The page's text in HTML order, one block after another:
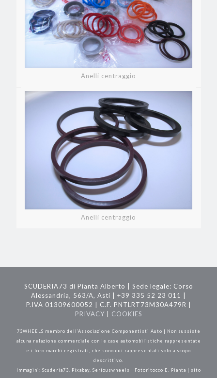
Anelli centraggio
Anelli centraggio
SCUDERIA73 di Pianta Alberto | Sede legale: Corso
Alessandria, 563/A, Asti | +39 335 52 23 011 |
P.IVA 01309600052 | C.F. PNTLRT73M30A479R |
PRIVACY
COOKIES
73WHEELS membro dell’Associazione Componentisti Auto | Non sussiste
alcuna relazione commerciale con le case automobilistiche rappresentate
e i loro marchi registrati, che sono qui rappresentati solo a scopo
descrittivo.
Immagini: Scuderia73, Pixabay, Seriouswheels | Fotoritocco E. Pianta | sito